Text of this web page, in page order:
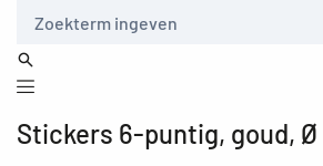
Stickers 6-puntig, goud, Ø